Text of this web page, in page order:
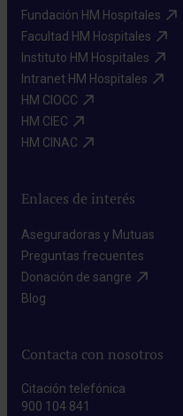
Fundación HM Hospitales​
Facultad HM Hospitales​
Instituto HM Hospitales​
Intranet HM Hospitales​
HM CIOCC​
HM CIEC​
HM CINAC​
Enlaces de interés
Aseguradoras y Mutuas​
Preguntas frecuentes​
Donación de sangre​
Blog​
Contacta con nosotros
Citación telefónica
900 104 841